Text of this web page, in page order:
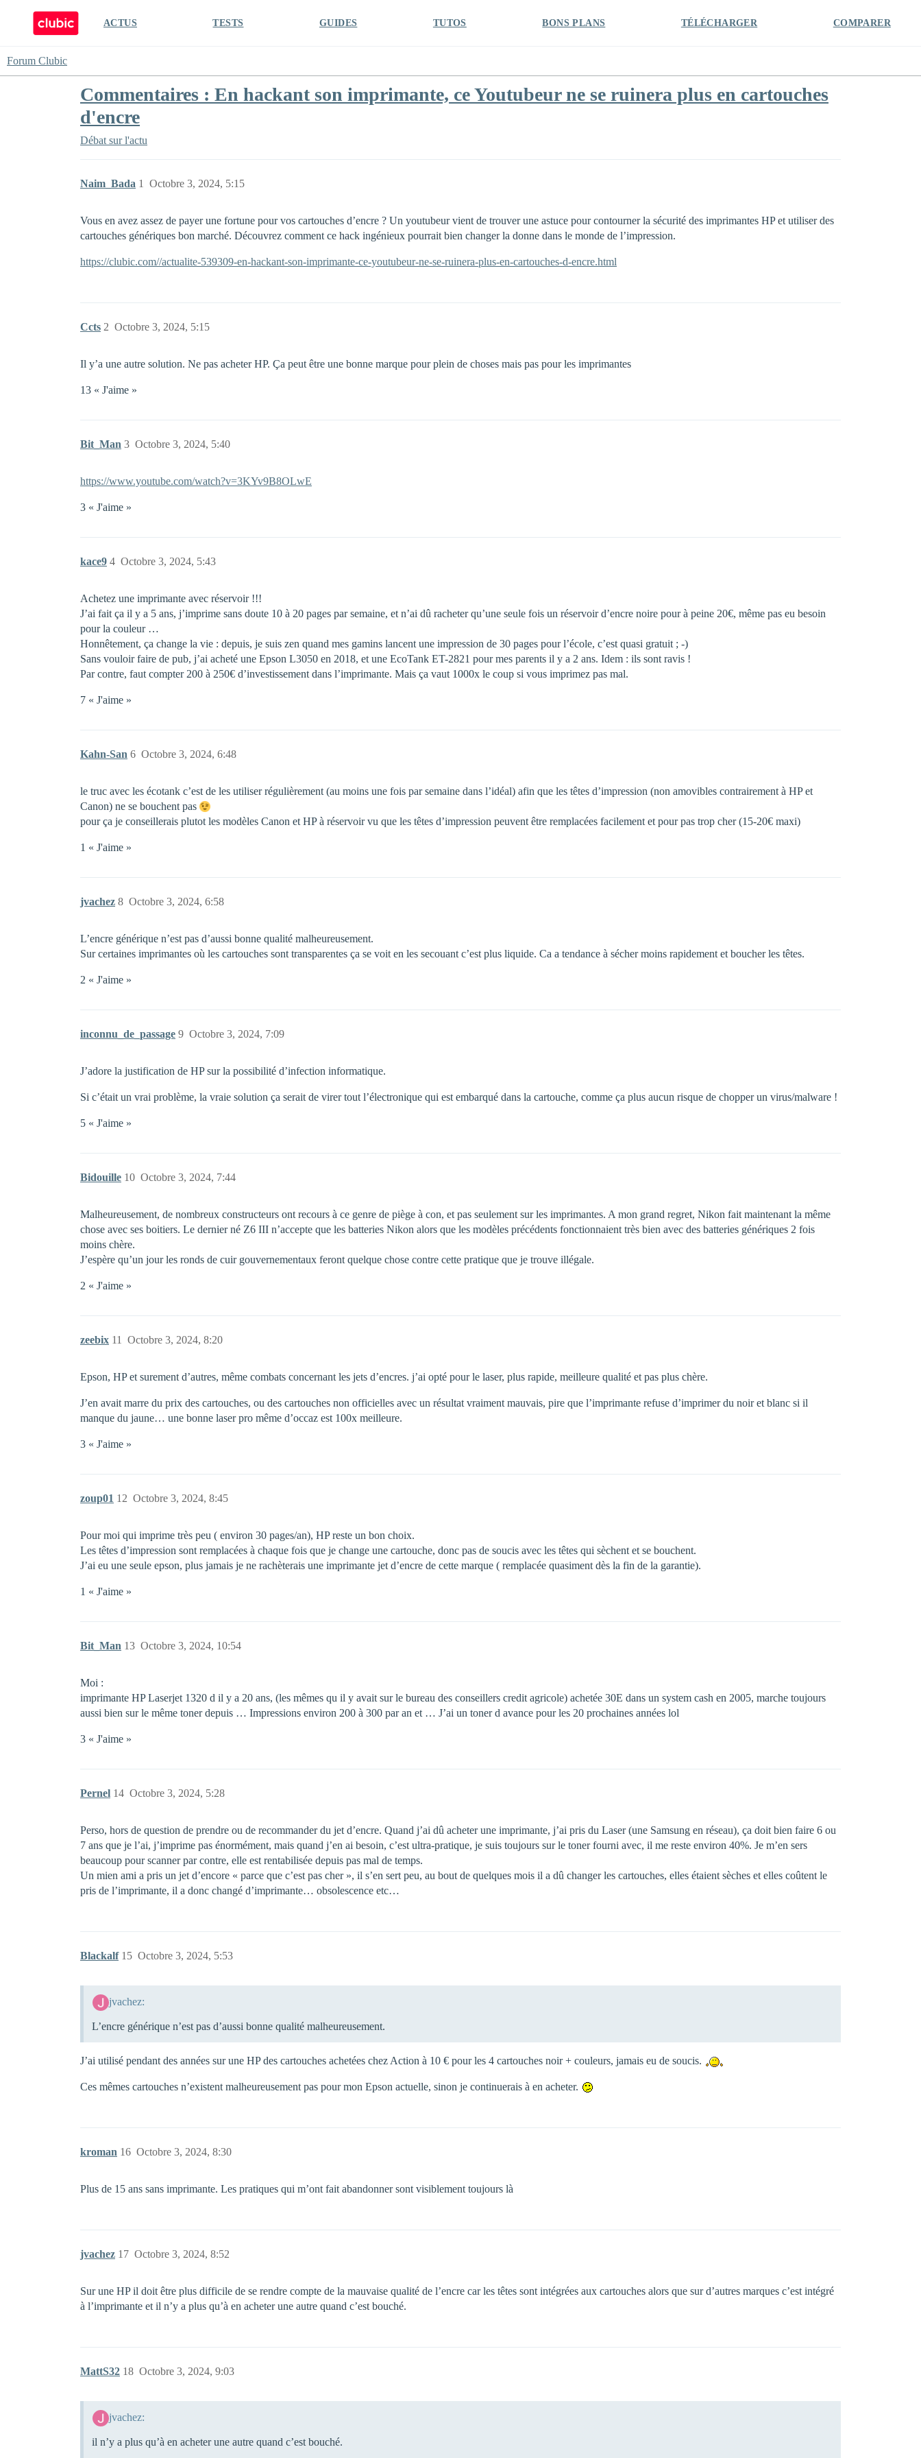
ACTUS TESTS GUIDES TUTOS BONS PLANS TÉLÉCHARGER COMPARER
Forum Clubic
Commentaires : En hackant son imprimante, ce Youtubeur ne se ruinera plus en cartouches
d'encre
Débat sur l'actu
Naim_Bada Octobre 3, 2024, 5:15
1
Vous en avez assez de payer une fortune pour vos cartouches d’encre ? Un youtubeur vient de trouver une astuce pour contourner la sécurité des imprimantes HP et utiliser des
cartouches génériques bon marché. Découvrez comment ce hack ingénieux pourrait bien changer la donne dans le monde de l’impression.
https://clubic.com//actualite-539309-en-hackant-son-imprimante-ce-youtubeur-ne-se-ruinera-plus-en-cartouches-d-encre.html
Ccts Octobre 3, 2024, 5:15
2
Il y’a une autre solution. Ne pas acheter HP. Ça peut être une bonne marque pour plein de choses mais pas pour les imprimantes
13 « J'aime »
Bit_Man Octobre 3, 2024, 5:40
3
https://www.youtube.com/watch?v=3KYv9B8OLwE
3 « J'aime »
kace9 Octobre 3, 2024, 5:43
4
Achetez une imprimante avec réservoir !!!
J’ai fait ça il y a 5 ans, j’imprime sans doute 10 à 20 pages par semaine, et n’ai dû racheter qu’une seule fois un réservoir d’encre noire pour à peine 20€, même pas eu besoin
pour la couleur …
Honnêtement, ça change la vie : depuis, je suis zen quand mes gamins lancent une impression de 30 pages pour l’école, c’est quasi gratuit ; -)
Sans vouloir faire de pub, j’ai acheté une Epson L3050 en 2018, et une EcoTank ET-2821 pour mes parents il y a 2 ans. Idem : ils sont ravis !
Par contre, faut compter 200 à 250€ d’investissement dans l’imprimante. Mais ça vaut 1000x le coup si vous imprimez pas mal.
7 « J'aime »
Kahn-San Octobre 3, 2024, 6:48
6
le truc avec les écotank c’est de les utiliser régulièrement (au moins une fois par semaine dans l’idéal) afin que les têtes d’impression (non amovibles contrairement à HP et
Canon) ne se bouchent pas
pour ça je conseillerais plutot les modèles Canon et HP à réservoir vu que les têtes d’impression peuvent être remplacées facilement et pour pas trop cher (15-20€ maxi)
1 « J'aime »
jvachez Octobre 3, 2024, 6:58
8
L’encre générique n’est pas d’aussi bonne qualité malheureusement.
Sur certaines imprimantes où les cartouches sont transparentes ça se voit en les secouant c’est plus liquide. Ca a tendance à sécher moins rapidement et boucher les têtes.
2 « J'aime »
inconnu_de_passage Octobre 3, 2024, 7:09
9
J’adore la justification de HP sur la possibilité d’infection informatique.
Si c’était un vrai problème, la vraie solution ça serait de virer tout l’électronique qui est embarqué dans la cartouche, comme ça plus aucun risque de chopper un virus/malware !
5 « J'aime »
Bidouille Octobre 3, 2024, 7:44
10
Malheureusement, de nombreux constructeurs ont recours à ce genre de piège à con, et pas seulement sur les imprimantes. A mon grand regret, Nikon fait maintenant la même
chose avec ses boitiers. Le dernier né Z6 III n’accepte que les batteries Nikon alors que les modèles précédents fonctionnaient très bien avec des batteries génériques 2 fois
moins chère.
J’espère qu’un jour les ronds de cuir gouvernementaux feront quelque chose contre cette pratique que je trouve illégale.
2 « J'aime »
zeebix Octobre 3, 2024, 8:20
11
Epson, HP et surement d’autres, même combats concernant les jets d’encres. j’ai opté pour le laser, plus rapide, meilleure qualité et pas plus chère.
J’en avait marre du prix des cartouches, ou des cartouches non officielles avec un résultat vraiment mauvais, pire que l’imprimante refuse d’imprimer du noir et blanc si il
manque du jaune… une bonne laser pro même d’occaz est 100x meilleure.
3 « J'aime »
zoup01 Octobre 3, 2024, 8:45
12
Pour moi qui imprime très peu ( environ 30 pages/an), HP reste un bon choix.
Les têtes d’impression sont remplacées à chaque fois que je change une cartouche, donc pas de soucis avec les têtes qui sèchent et se bouchent.
J’ai eu une seule epson, plus jamais je ne rachèterais une imprimante jet d’encre de cette marque ( remplacée quasiment dès la fin de la garantie).
1 « J'aime »
Bit_Man Octobre 3, 2024, 10:54
13
Moi :
imprimante HP Laserjet 1320 d il y a 20 ans, (les mêmes qu il y avait sur le bureau des conseillers credit agricole) achetée 30E dans un system cash en 2005, marche toujours
aussi bien sur le même toner depuis … Impressions environ 200 à 300 par an et … J’ai un toner d avance pour les 20 prochaines années lol
3 « J'aime »
Pernel Octobre 3, 2024, 5:28
14
Perso, hors de question de prendre ou de recommander du jet d’encre. Quand j’ai dû acheter une imprimante, j’ai pris du Laser (une Samsung en réseau), ça doit bien faire 6 ou
7 ans que je l’ai, j’imprime pas énormément, mais quand j’en ai besoin, c’est ultra-pratique, je suis toujours sur le toner fourni avec, il me reste environ 40%. Je m’en sers
beaucoup pour scanner par contre, elle est rentabilisée depuis pas mal de temps.
Un mien ami a pris un jet d’encore « parce que c’est pas cher », il s’en sert peu, au bout de quelques mois il a dû changer les cartouches, elles étaient sèches et elles coûtent le
pris de l’imprimante, il a donc changé d’imprimante… obsolescence etc…
Blackalf Octobre 3, 2024, 5:53
15
jvachez:
L’encre générique n’est pas d’aussi bonne qualité malheureusement.
J’ai utilisé pendant des années sur une HP des cartouches achetées chez Action à 10 € pour les 4 cartouches noir + couleurs, jamais eu de soucis.
Ces mêmes cartouches n’existent malheureusement pas pour mon Epson actuelle, sinon je continuerais à en acheter.
kroman Octobre 3, 2024, 8:30
16
Plus de 15 ans sans imprimante. Les pratiques qui m’ont fait abandonner sont visiblement toujours là
jvachez Octobre 3, 2024, 8:52
17
Sur une HP il doit être plus difficile de se rendre compte de la mauvaise qualité de l’encre car les têtes sont intégrées aux cartouches alors que sur d’autres marques c’est intégré
à l’imprimante et il n’y a plus qu’à en acheter une autre quand c’est bouché.
MattS32 Octobre 3, 2024, 9:03
18
jvachez:
il n’y a plus qu’à en acheter une autre quand c’est bouché.